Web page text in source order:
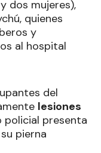
dos mujeres),
quienes
y
al hospital
del
lesiones
policial presenta
pierna